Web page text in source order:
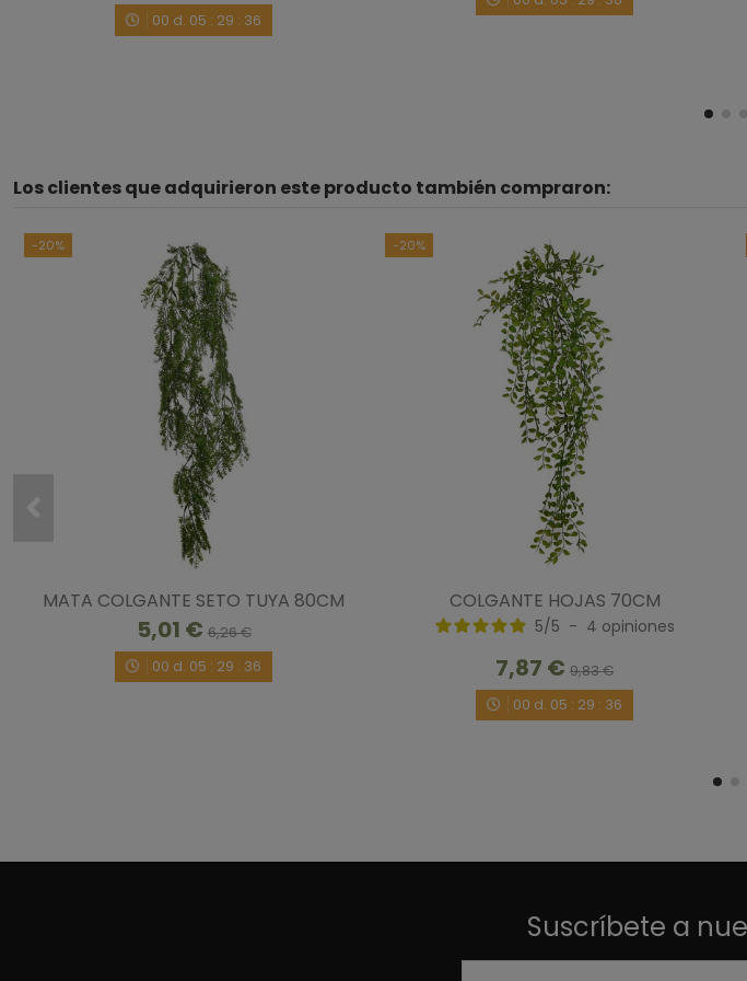
maceta? Lo
00 d. 05 : 29 : 35
Los clientes que adquirieron este producto también compraron:
-20%
MATA COLGANTE SETO TUYA 80CM
5,01 €6,26 €
00 d. 05 : 29 : 35
-20%
COLGANTE HOJAS 70CM
5/5 - 4 opiniones
7,87 € 9,83 €
00 d. 05 : 29 : 35
Suscríbete a